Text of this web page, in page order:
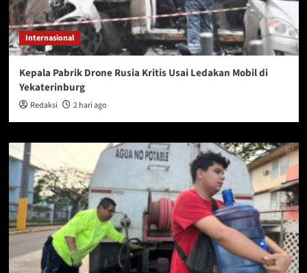
Internasional
Kepala Pabrik Drone Rusia Kritis Usai Ledakan Mobil di
Yekaterinburg
Redaksi 2 hari ago